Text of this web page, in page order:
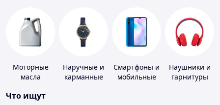
Моторные
масла
Наручные и
карманные
Смартфоны и
мобильные
Наушники и
гарнитуры
Что ищут